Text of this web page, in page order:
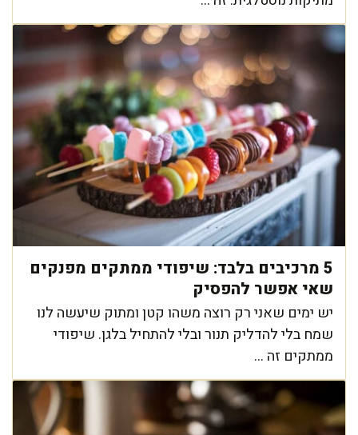
5 מרכיבים בלבד: שיפודי ממתקים מפנקים
שאי אפשר להפסיק
יש ימים שאני רק רוצה משהו קטן ומתוק שיעשה לנו
שמח בלי להדליק תנור ובלי להתחיל בלגן. שיפודי
ממתקים זה ...